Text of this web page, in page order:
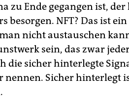
zu Ende gegangen ist,
besorgen. NFT? Das ist
nicht austauschen
sein, das zwar
die sicher hinterlegte
nennen. Sicher hinterlegt